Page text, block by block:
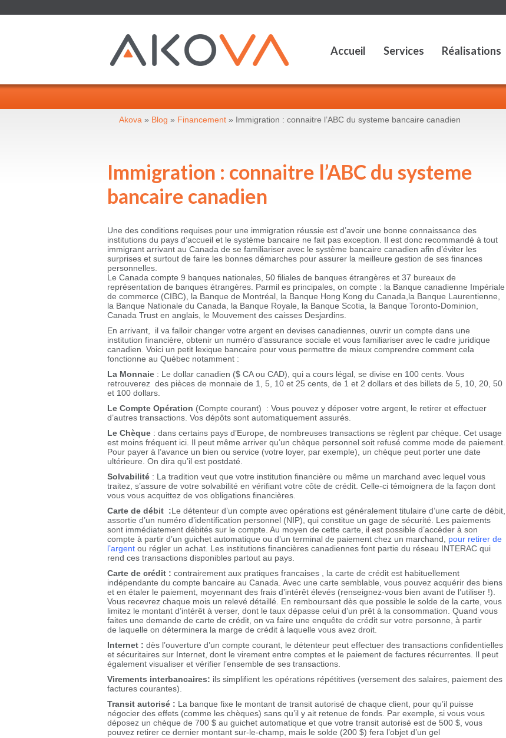
Accueil Services Réalisations
Akova » Blog » Financement » Immigration : connaitre l’ABC du systeme bancaire canadien
Immigration : connaitre l’ABC du systeme
bancaire canadien
Une des conditions requises pour une immigration réussie est d’avoir une bonne connaissance des
institutions du pays d’accueil et le système bancaire ne fait pas exception. Il est donc recommandé à tout
immigrant arrivant au Canada de se familiariser avec le système bancaire canadien afin d’éviter les
surprises et surtout de faire les bonnes démarches pour assurer la meilleure gestion de ses finances
personnelles.
Le Canada compte 9 banques nationales, 50 filiales de banques étrangères et 37 bureaux de
représentation de banques étrangères. Parmil es principales, on compte : la Banque canadienne Impériale
de commerce (CIBC), la Banque de Montréal, la Banque Hong Kong du Canada,la Banque Laurentienne,
la Banque Nationale du Canada, la Banque Royale, la Banque Scotia, la Banque Toronto-Dominion,
Canada Trust en anglais, le Mouvement des caisses Desjardins.
En arrivant, il va falloir changer votre argent en devises canadiennes, ouvrir un compte dans une
institution financière, obtenir un numéro d’assurance sociale et vous familiariser avec le cadre juridique
canadien. Voici un petit lexique bancaire pour vous permettre de mieux comprendre comment cela
fonctionne au Québec notamment :
La Monnaie : Le dollar canadien ($ CA ou CAD), qui a cours légal, se divise en 100 cents. Vous
retrouverez des pièces de monnaie de 1, 5, 10 et 25 cents, de 1 et 2 dollars et des billets de 5, 10, 20, 50
et 100 dollars.
Le Compte Opération (Compte courant) : Vous pouvez y déposer votre argent, le retirer et effectuer
d’autres transactions. Vos dépôts sont automatiquement assurés.
Le Chèque : dans certains pays d’Europe, de nombreuses transactions se règlent par chèque. Cet usage
est moins fréquent ici. Il peut même arriver qu’un chèque personnel soit refusé comme mode de paiement.
Pour payer à l’avance un bien ou service (votre loyer, par exemple), un chèque peut porter une date
ultérieure. On dira qu’il est postdaté.
Solvabilité : La tradition veut que votre institution financière ou même un marchand avec lequel vous
traitez, s’assure de votre solvabilité en vérifiant votre côte de crédit. Celle-ci témoignera de la façon dont
vous vous acquittez de vos obligations financières.
Carte de débit :Le détenteur d’un compte avec opérations est généralement titulaire d’une carte de débit,
assortie d’un numéro d’identification personnel (NIP), qui constitue un gage de sécurité. Les paiements
sont immédiatement débités sur le compte. Au moyen de cette carte, il est possible d’accéder à son
compte à partir d’un guichet automatique ou d’un terminal de paiement chez un marchand, pour retirer de
l’argent ou régler un achat. Les institutions financières canadiennes font partie du réseau INTERAC qui
rend ces transactions disponibles partout au pays.
Carte de crédit : contrairement aux pratiques francaises , la carte de crédit est habituellement
indépendante du compte bancaire au Canada. Avec une carte semblable, vous pouvez acquérir des biens
et en étaler le paiement, moyennant des frais d’intérêt élevés (renseignez-vous bien avant de l’utiliser !).
Vous recevrez chaque mois un relevé détaillé. En remboursant dès que possible le solde de la carte, vous
limitez le montant d’intérêt à verser, dont le taux dépasse celui d’un prêt à la consommation. Quand vous
faites une demande de carte de crédit, on va faire une enquête de crédit sur votre personne, à partir
de laquelle on déterminera la marge de crédit à laquelle vous avez droit.
Internet : dès l’ouverture d’un compte courant, le détenteur peut effectuer des transactions confidentielles
et sécuritaires sur Internet, dont le virement entre comptes et le paiement de factures récurrentes. Il peut
également visualiser et vérifier l’ensemble de ses transactions.
Virements interbancaires: ils simplifient les opérations répétitives (versement des salaires, paiement des
factures courantes).
Transit autorisé : La banque fixe le montant de transit autorisé de chaque client, pour qu’il puisse
négocier des effets (comme les chèques) sans qu’il y ait retenue de fonds. Par exemple, si vous vous
déposez un chèque de 700 $ au guichet automatique et que votre transit autorisé est de 500 $, vous
pouvez retirer ce dernier montant sur-le-champ, mais le solde (200 $) fera l’objet d’un gel